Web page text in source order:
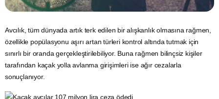
Avcılık, tüm dünyada artık terk edilen bir alışkanlık olmasına rağmen,
özellikle popülasyonu aşırı artan türleri kontrol altında tutmak için
sınırlı bir oranda gerçekleştirilebiliyor. Buna rağmen bilinçsiz kişiler
tarafından kaçak yolla avlanma girişimleri ise ağır cezalarla
sonuçlanıyor.